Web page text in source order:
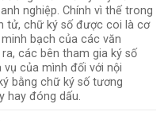
nghiệp. Chính vì thế trong
tử, chữ ký số được coi là cơ
bạch của các văn
các bên tham gia ký số
của mình đối với nội
bằng chữ ký số tương
hay đóng dấu.